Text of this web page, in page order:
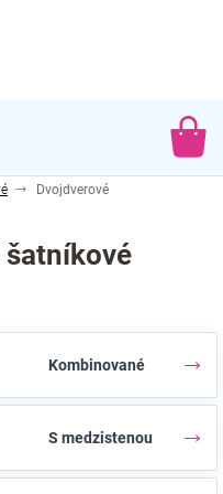
Dvojdverové
šatníkové
Kombinované
S medzistenou